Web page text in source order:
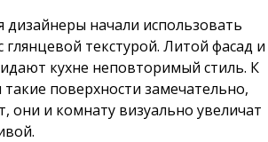
дизайнеры начали использовать
глянцевой текстурой. Литой фасад и
кухне неповторимый стиль. К
поверхности замечательно,
они и комнату визуально увеличат